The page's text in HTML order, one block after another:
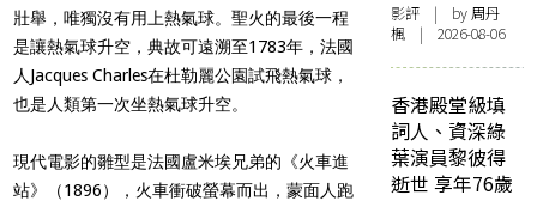
壯舉，唯獨沒有用上熱氣球。聖火的最後一程
是讓熱氣球升空，典故可遠溯至1783年，法國
人Jacques Charles在杜勒麗公園試飛熱氣球，
也是人類第一次坐熱氣球升空。
現代電影的雛型是法國盧米埃兄弟的《火車進
站》（1896），火車衝破螢幕而出，蒙面人跑
影評 | by周丹
楓 | 2026-08-06
香港殿堂級填
詞人、資深綠
葉演員黎彼得
逝世 享年76歲